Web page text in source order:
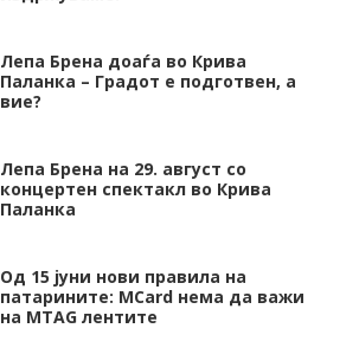
Лепа Брена доаѓа во Крива
Паланка – Градот е подготвен, а
вие?
Лепа Брена на 29. август со
концертен спектакл во Крива
Паланка
Од 15 јуни нови правила на
патарините: MCard нема да важи
на MTAG лентите